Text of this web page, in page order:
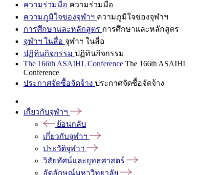
ความร่วมมือ ความร่วมมือ
ความภูมิใจของจุฬาฯ ความภูมิใจของจุฬาฯ
การศึกษาและหลักสูตร การศึกษาและหลักสูตร
จุฬาฯ ในสื่อ จุฬาฯ ในสื่อ
ปฏิทินกิจกรรม ปฏิทินกิจกรรม
The 166th ASAIHL Conference The 166th ASAIHL
Conference
ประกาศจัดซื้อจัดจ้าง ประกาศจัดซื้อจัดจ้าง
เกี่ยวกับจุฬาฯ
ย้อนกลับ
เกี่ยวกับจุฬาฯ
ประวัติจุฬาฯ
วิสัยทัศน์และยุทธศาสตร์
อัตลักษณ์มหาวิทยาลัย